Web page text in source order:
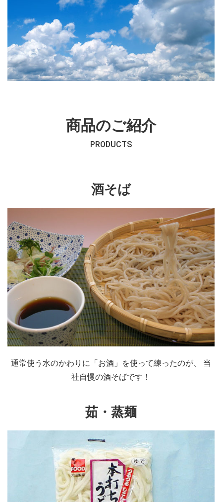
商品のご紹介
PRODUCTS
酒そば
通常使う水のかわりに「お酒」を使って練ったのが、 当
社自慢の酒そばです！
茹・蒸麺